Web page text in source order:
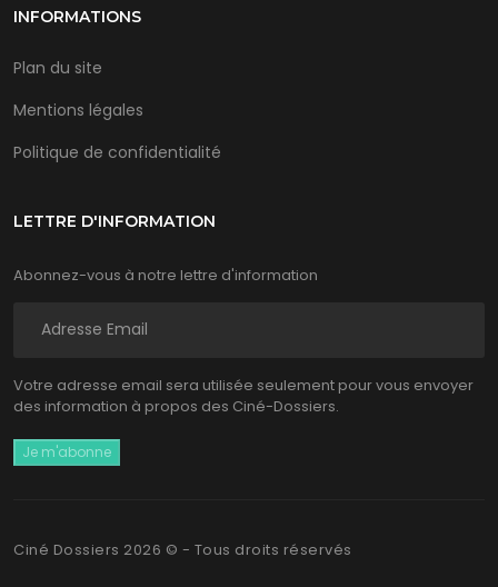
INFORMATIONS
Plan du site
Mentions légales
Politique de confidentialité
LETTRE D'INFORMATION
Abonnez-vous à notre lettre d'information
Votre adresse email sera utilisée seulement pour vous envoyer
des information à propos des Ciné-Dossiers.
Ciné Dossiers 2026 © - Tous droits réservés